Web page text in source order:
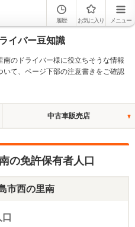
履歴 お気に入り メニュー
イバー豆知識
のドライバー様に役立ちそうな情報
て、ページ下部の注意書きをご確認
中古車販売店
の免許保有者人口
市西の里南
口